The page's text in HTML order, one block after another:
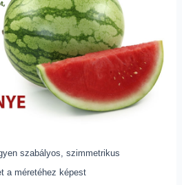
szabályos, szimmetrikus
a méretéhez képest